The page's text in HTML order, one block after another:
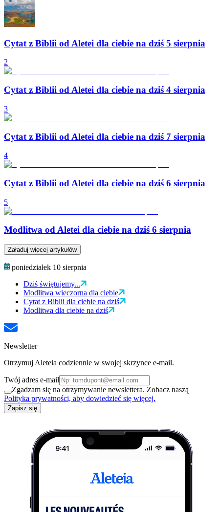
Cytat z Biblii od Aletei dla ciebie na dziś 5 sierpnia
2
Cytat z Biblii od Aletei dla ciebie na dziś 4 sierpnia
3
Cytat z Biblii od Aletei dla ciebie na dziś 7 sierpnia
4
Cytat z Biblii od Aletei dla ciebie na dziś 6 sierpnia
5
Modlitwa od Aletei dla ciebie na dziś 6 sierpnia
Załaduj więcej artykułów
poniedziałek 10 sierpnia
Dziś świętujemy...
Modlitwa wieczorna dla ciebie
Cytat z Biblii dla ciebie na dziś
Modlitwa dla ciebie na dziś
Newsletter
Otrzymuj Aleteia codziennie w swojej skrzynce e-mail.
Twój adres e-mail
Zgadzam się na otrzymywanie newslettera. Zobacz naszą
Polityka prywatności, aby dowiedzieć się więcej.
Zapisz się